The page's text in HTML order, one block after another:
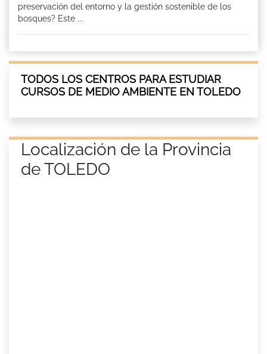
preservación del entorno y la gestión sostenible de los
bosques? Este ...
TODOS LOS CENTROS PARA ESTUDIAR
CURSOS DE MEDIO AMBIENTE EN TOLEDO
Localización de la Provincia
de TOLEDO